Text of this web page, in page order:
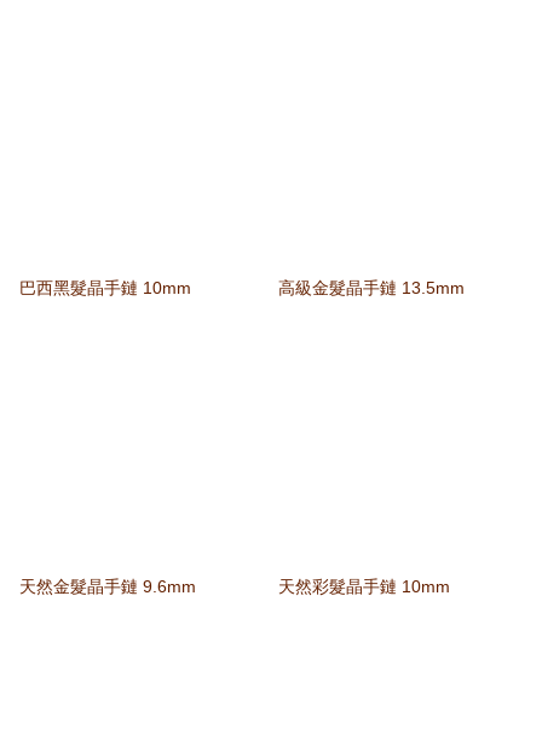
巴西黑髮晶手鏈 10mm 高級金髮晶手鏈 13.5mm
天然金髮晶手鏈 9.6mm 天然彩髮晶手鏈 10mm